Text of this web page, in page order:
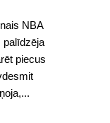
NBA
palīdzēja
piecus